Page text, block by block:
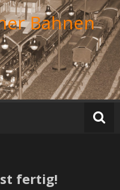
Bahnen
fertig!